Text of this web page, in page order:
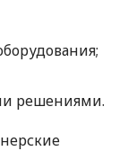
решениями.